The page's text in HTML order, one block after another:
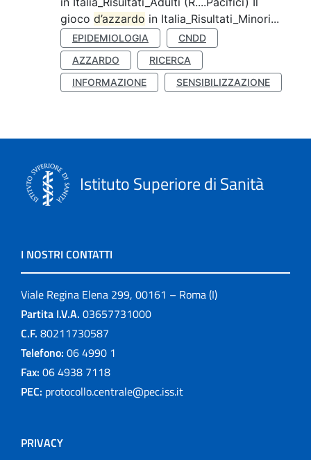
gioco d’azzardo in Italia_Risultati_Minori...
EPIDEMIOLOGIA
CNDD
AZZARDO
RICERCA
INFORMAZIONE
SENSIBILIZZAZIONE
Istituto Superiore di Sanità
I NOSTRI CONTATTI
Viale Regina Elena 299, 00161 – Roma (I)
Partita I.V.A. 03657731000
C.F. 80211730587
Telefono: 06 4990 1
Fax: 06 4938 7118
PEC: protocollo.centrale@pec.iss.it
PRIVACY